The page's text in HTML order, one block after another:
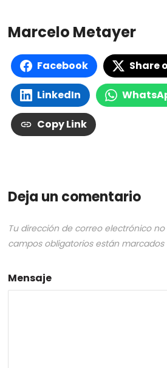
Marcelo Metayer
Facebook Share
LinkedIn
Copy Link
Deja un comentario
Tu dirección de correo electrónico
campos obligatorios están marcados
Mensaje